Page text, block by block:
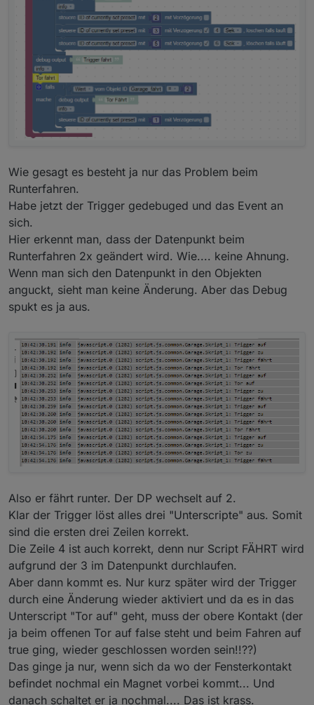
Wie gesagt es besteht ja nur das Problem beim
Runterfahren.
Habe jetzt der Trigger gedebuged und das Event an
sich.
Hier erkennt man, dass der Datenpunkt beim
Runterfahren 2x geändert wird. Wie.... keine Ahnung.
Wenn man sich den Datenpunkt in den Objekten
anguckt, sieht man keine Änderung. Aber das Debug
spukt es ja aus.
Also er fährt runter. Der DP wechselt auf 2.
Klar der Trigger löst alles drei "Unterscripte" aus. Somit
sind die ersten drei Zeilen korrekt.
Die Zeile 4 ist auch korrekt, denn nur Script FÄHRT wird
aufgrund der 3 im Datenpunkt durchlaufen.
Aber dann kommt es. Nur kurz später wird der Trigger
durch eine Änderung wieder aktiviert und da es in das
Unterscript "Tor auf" geht, muss der obere Kontakt (der
ja beim offenen Tor auf false steht und beim Fahren auf
true ging, wieder geschlossen worden sein!!??)
Das ginge ja nur, wenn sich da wo der Fensterkontakt
befindet nochmal ein Magnet vorbei kommt... Und
danach schaltet er ja nochmal.... Das ist krass.